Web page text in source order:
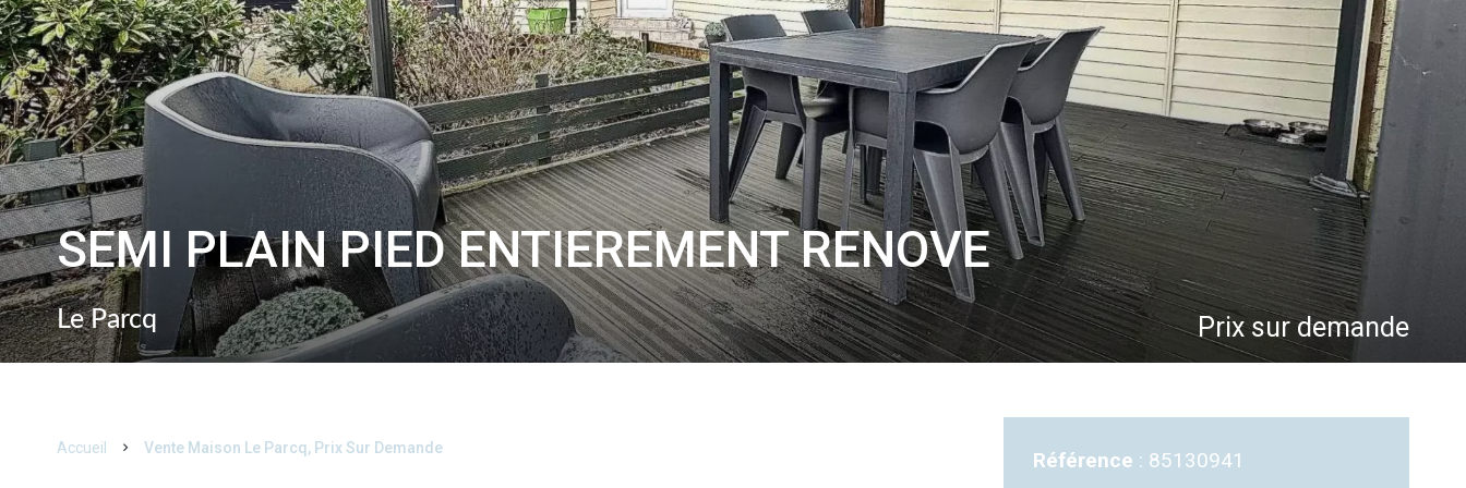
SEMI PLAIN PIED ENTIEREMENT RENOVE
Le Parcq Prix sur demande
Accueil Vente Maison Le Parcq, Prix Sur Demande Référence 85130941